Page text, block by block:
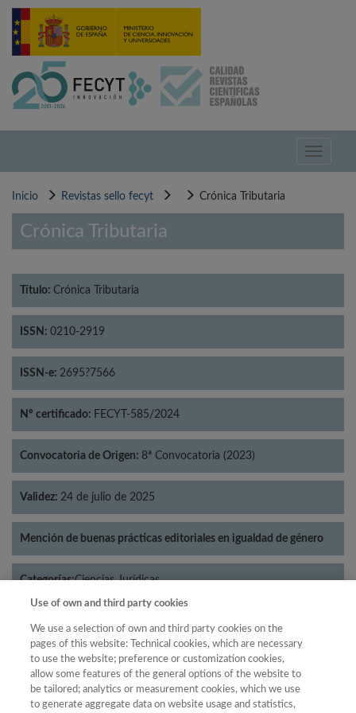
Pasar
contenido
Toggle
Inicio Revistas sello fecyt Crónica Tributaria
Crónica Tributaria
Título: Crónica Tributaria
ISSN: 0210-2919
ISSN-e: 2695?7566
Nº certificado: FECYT-585/2024
Convocatoria de Origen: 8ª Convocatoria (2023)
Validez: 24 de julio de 2025
Mención de buenas prácticas editoriales en igualdad de género
Categorías:Ciencias Jurídicas
Año
Año Filtrar
Use of own and third party cookies
We use a selection of own and third party cookies on the
pages of this website: Technical cookies, which are necessary
to use the website; preference or customization cookies,
allow some features of the general options of the website to
be tailored; analytics or measurement cookies, which we use
to generate aggregate data on website usage and statistics,